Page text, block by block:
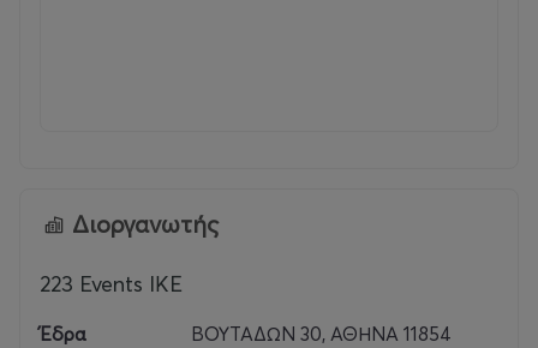
Διοργανωτής
223 Events ΙΚΕ
Έδρα
ΒΟΥΤΑΔΩΝ 30, ΑΘΗΝΑ 11854